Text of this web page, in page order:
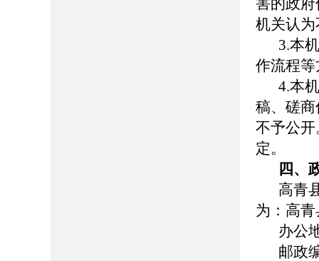
害的政
机关认
3.本
作流程
4.本
稿、磋
不予公
定。
四、
高青
为：高
办公
邮